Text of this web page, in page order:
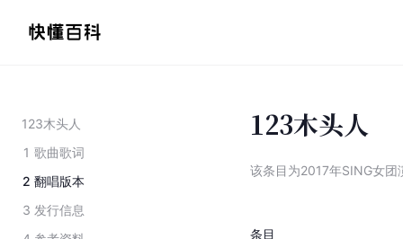
123木头人
1 歌曲歌词
2 翻唱版本
3 发行信息
123木头人
该条目为2017年SING女团
条目